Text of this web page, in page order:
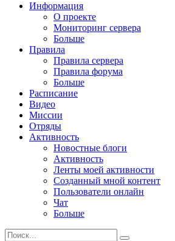
Информация
О проекте
Мониторинг сервера
Больше
Правила
Правила сервера
Правила форума
Больше
Расписание
Видео
Миссии
Отряды
Активность
Новостные блоги
Активность
Ленты моей активности
Созданный мной контент
Пользователи онлайн
Чат
Больше